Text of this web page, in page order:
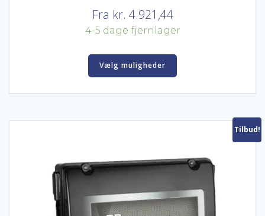
Fra kr. 4.921,44
4-5 dage fjernlager
Vælg muligheder
Tilbud!